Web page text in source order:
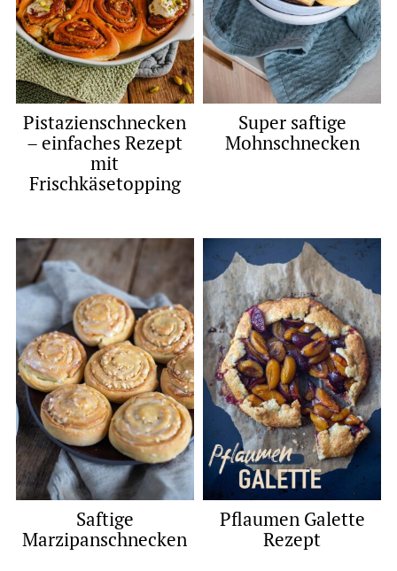
Pistazienschnecken
– einfaches Rezept
mit
Frischkäsetopping
Super saftige
Mohnschnecken
Saftige
Marzipanschnecken
Pflaumen Galette
Rezept